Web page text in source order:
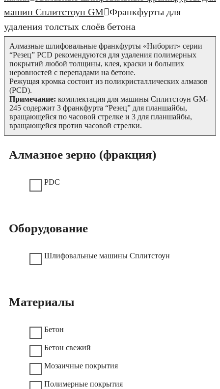
машин Сплитстоун GM Франкфурты для
удаления толстых слоёв бетона
Алмазные шлифовальные франкфурты «Ниборит» серии
“Резец” PCD рекомендуются для удаления полимерных
покрытий любой толщины, клея, краски и больших
неровностей с перепадами на бетоне.
Режущая кромка состоит из поликристаллических алмазов
(PCD).
Примечание: комплектация для машины Сплитстоун GM-
245 содержит 3 франкфурта “Резец” для планшайбы,
вращающейся по часовой стрелке и 3 для планшайбы,
вращающейся против часовой стрелки.
Алмазное зерно (фракция)
PDC
Оборудование
Шлифовальные машины Сплитстоун
Материалы
Бетон
Бетон свежий
Мозаичные покрытия
Полимерные покрытия